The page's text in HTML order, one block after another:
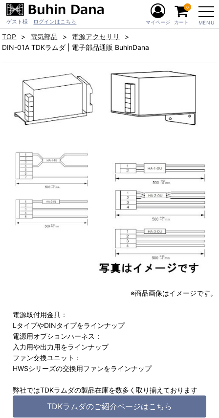
ゲスト様 ログインはこちら MENU
マイページ カート
0
TOP 電気部品
電源アクセサリ
DIN-01A TDKラムダ | 電子部品通販 BuhinDana
※商品画像はイメージです。
電源取付用金具：
LタイプやDINタイプをラインナップ
電源用オプションハーネス：
入力用や出力用をラインナップ
ファン交換ユニット：
HWSシリーズの交換用ファンをラインナップ
弊社ではTDKラムダの製品在庫を数多く取り揃えております
TDKラムダのご紹介ページはこちら